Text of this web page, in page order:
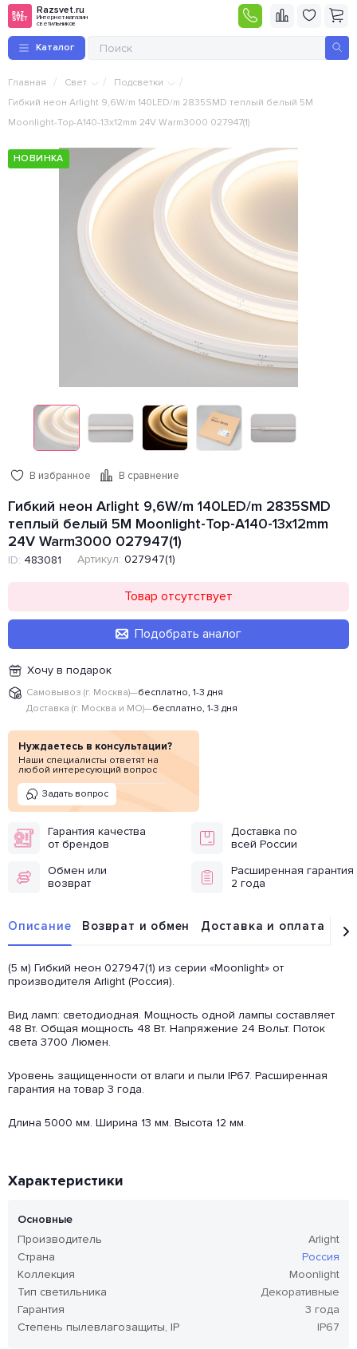
Razsvet.ru
Интернет-магазин
светильников
Каталог
Главная / Свет / Подсветки /
Гибкий неон Arlight 9,6W/m 140LED/m 2835SMD теплый белый 5M
Moonlight-Top-A140-13x12mm 24V Warm3000 027947(1)
НОВИНКА
В избранное В сравнение
Гибкий неон Arlight 9,6W/m 140LED/m 2835SMD
теплый белый 5M Moonlight-Top-A140-13x12mm
24V Warm3000 027947(1)
ID: 483081 Артикул: 027947(1)
Товар отсутствует
Подобрать аналог
Хочу в подарок
Самовывоз (г. Москва)—бесплатно, 1-3 дня
Доставка (г. Москва и МО)—бесплатно, 1-3 дня
Нуждаетесь в консультации?
Наши специалисты ответят на
любой интересующий вопрос
Задать вопрос
Гарантия качества
от брендов
Доставка по
всей России
Обмен или
возврат
Расширенная гарантия
2 года
Описание Возврат и обмен Доставка и оплата
(5 м) Гибкий неон 027947(1) из серии «Moonlight» от
производителя Arlight (Россия).
Вид ламп: светодиодная. Мощность одной лампы составляет
48 Вт. Общая мощность 48 Вт. Напряжение 24 Вольт. Поток
света 3700 Люмен.
Уровень защищенности от влаги и пыли IP67. Расширенная
гарантия на товар 3 года.
Длина 5000 мм. Ширина 13 мм. Высота 12 мм.
Характеристики
Основные
Производитель
Arlight
Страна
Россия
Коллекция
Moonlight
Тип светильника
Декоративные
Гарантия
3 года
Степень пылевлагозащиты, IP
IP67